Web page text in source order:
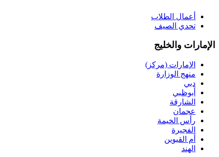
أعمال الطلاب
تحدي الصيف
الإمارات والخليج
الإمارات (مركز)
منهج الوزارة
دبي
أبوظبي
الشارقة
عجمان
رأس الخيمة
الفجيرة
أم القيوين
الهند